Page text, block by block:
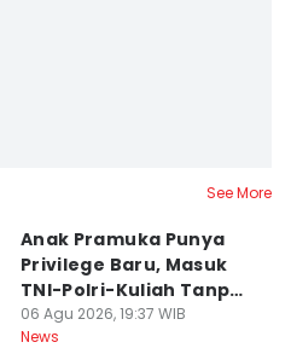
See More
Anak Pramuka Punya
Privilege Baru, Masuk
TNI-Polri-Kuliah Tanpa
Tes
06 Agu 2026, 19:37 WIB
News